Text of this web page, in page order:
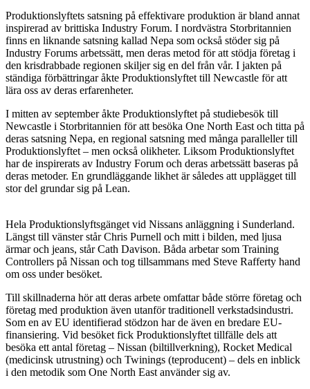
Produktionslyftets satsning på effektivare produktion är bland annat
inspirerad av brittiska Industry Forum. I nordvästra Storbritannien
finns en liknande satsning kallad Nepa som också stöder sig på
Industry Forums arbetssätt, men deras metod för att stödja företag i
den krisdrabbade regionen skiljer sig en del från vår. I jakten på
ständiga förbättringar åkte Produktionslyftet till Newcastle för att
lära oss av deras erfarenheter.
I mitten av september åkte Produktionslyftet på studiebesök till
Newcastle i Storbritannien för att besöka One North East och titta på
deras satsning Nepa, en regional satsning med många paralleller till
Produktionslyftet – men också olikheter. Liksom Produktionslyftet
har de inspirerats av Industry Forum och deras arbetssätt baseras på
deras metoder. En grundläggande likhet är således att upplägget till
stor del grundar sig på Lean.
Hela Produktionslyftsgänget vid Nissans anläggning i Sunderland.
Längst till vänster står Chris Purnell och mitt i bilden, med ljusa
ärmar och jeans, står Cath Davison. Båda arbetar som Training
Controllers på Nissan och tog tillsammans med Steve Rafferty hand
om oss under besöket.
Till skillnaderna hör att deras arbete omfattar både större företag och
företag med produktion även utanför traditionell verkstadsindustri.
Som en av EU identifierad stödzon har de även en bredare EU-
finansiering. Vid besöket fick Produktionslyftet tillfälle dels att
besöka ett antal företag – Nissan (biltillverkning), Rocket Medical
(medicinsk utrustning) och Twinings (teproducent) – dels en inblick
i den metodik som One North East använder sig av.